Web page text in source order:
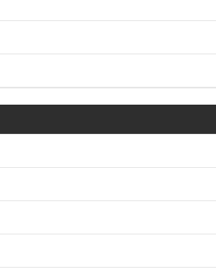
Vis mer